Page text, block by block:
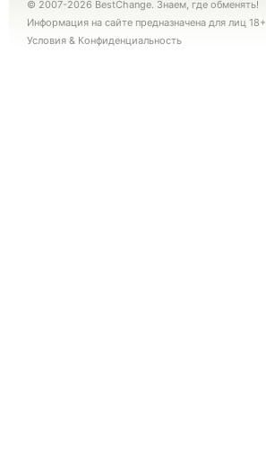
© 2007-2026 BestChange. Знаем, где обменять!
Информация на сайте предназначена для лиц 18+
Условия & Конфиденциальность